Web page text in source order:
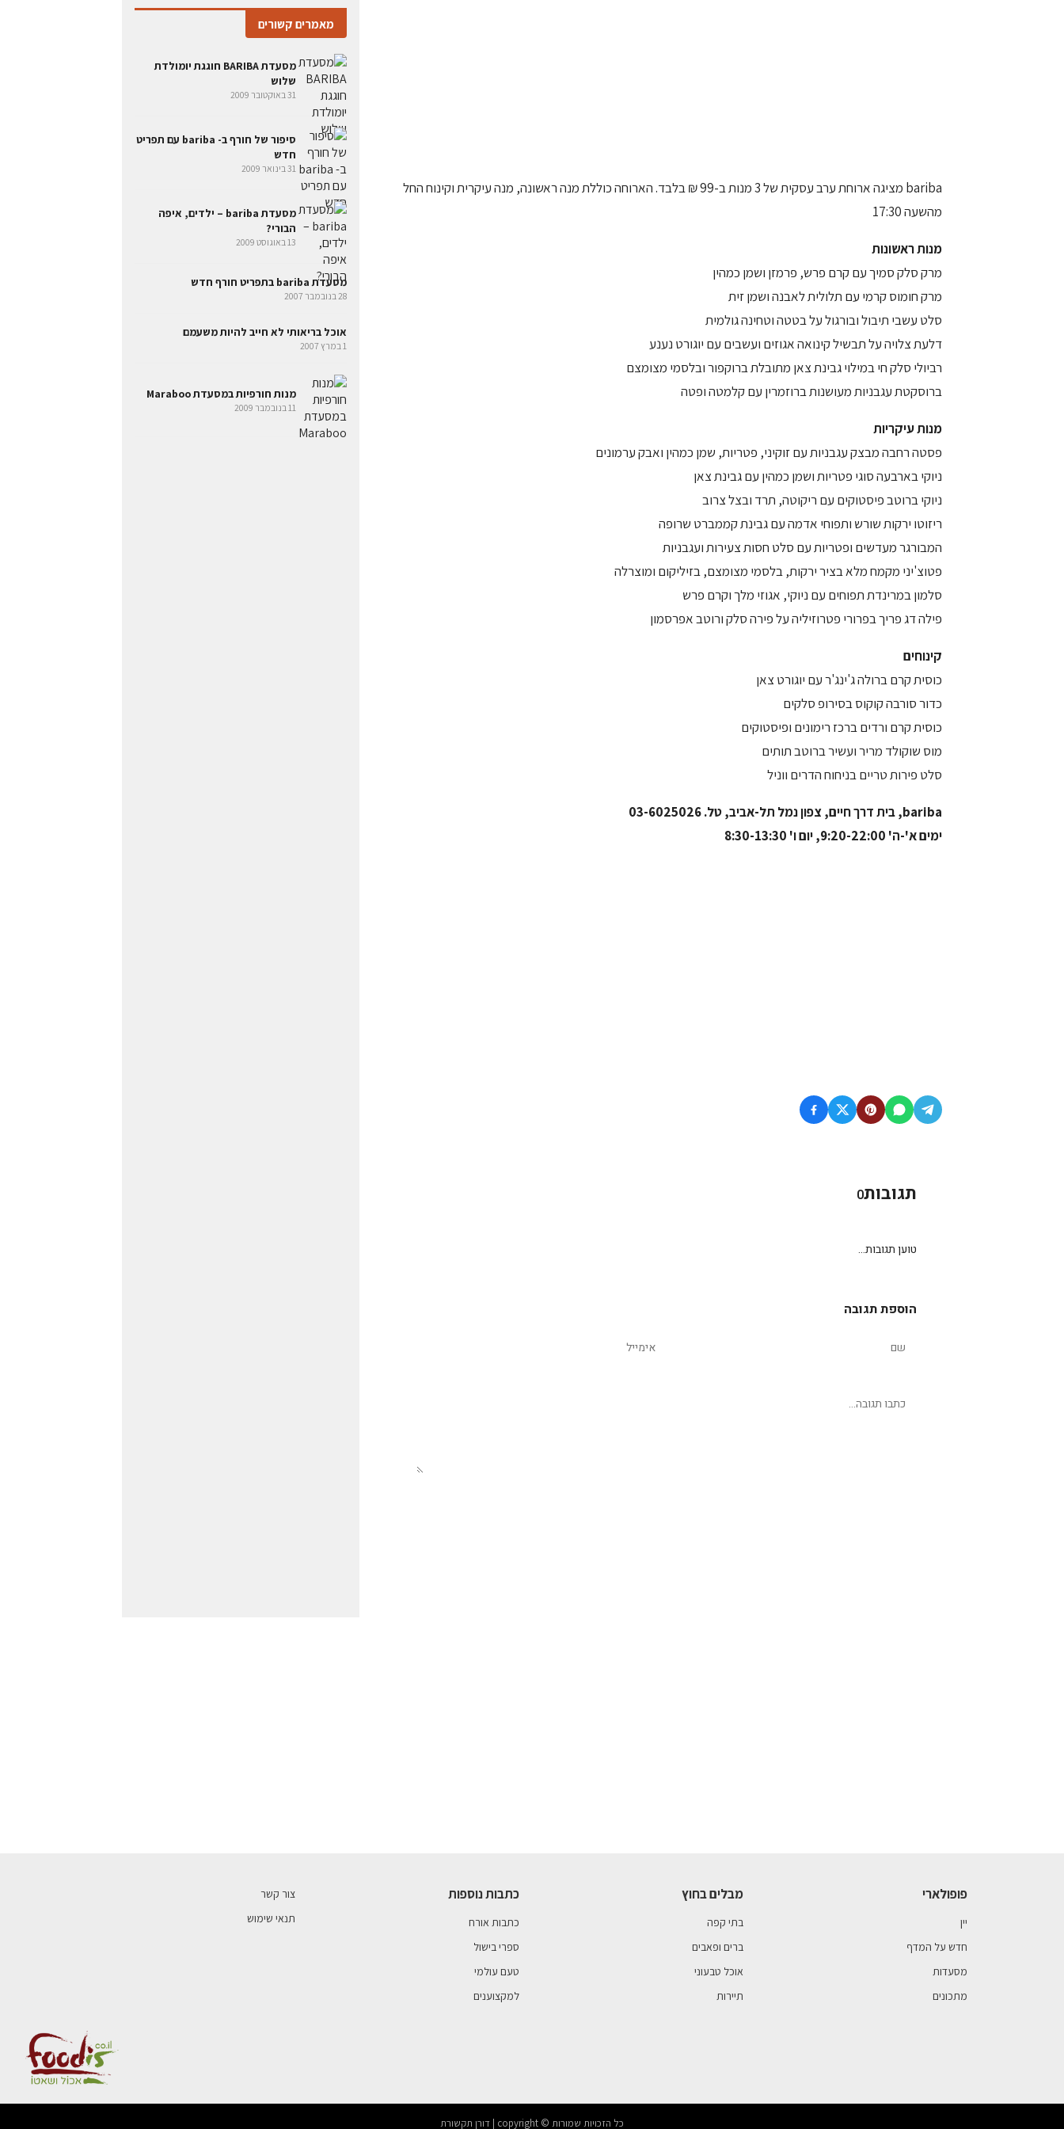
bariba מציגה ארוחת ערב עסקית של 3 מנות ב-99 ₪ בלבד. הארוחה כוללת מנה ראשונה, מנה עיקרית וקינוח החל
מהשעה 17:30
מנות ראשונות
מרק סלק סמיך עם קרם פרש, פרמזן ושמן כמהין
מרק חומוס קרמי עם תלולית לאבנה ושמן זית
סלט עשבי תיבול ובורגול על בטטה וטחינה גולמית
דלעת צלויה על תבשיל קינואה אגוזים ועשבים עם יוגורט נענע
רביולי סלק חי במילוי גבינת צאן מתובלת ברוקפור ובלסמי מצומצם
ברוסקטת עגבניות מעושנות ברוזמרין עם קלמטה ופטה
מנות עיקריות
פסטה רחבה מבצק עגבניות עם זוקיני, פטריות, שמן כמהין ואבק ערמונים
ניוקי בארבעה סוגי פטריות ושמן כמהין עם גבינת צאן
ניוקי ברוטב פיסטוקים עם ריקוטה, תרד ובצל צרוב
ריזוטו ירקות שורש ותפוחי אדמה עם גבינת קממברט שרופה
המבורגר מעדשים ופטריות עם סלט חסות צעירות ועגבניות
פטוצ'יני מקמח מלא בציר ירקות, בלסמי מצומצם, בזיליקום ומוצרלה
סלמון במרינדת תפוחים עם ניוקי, אגוזי מלך וקרם פרש
פילה דג פריך בפרורי פטרוזיליה על פירה סלק ורוטב אפרסמון
קינוחים
כוסית קרם ברולה ג'ינג'ר עם יוגורט צאן
כדור סורבה קוקוס בסירופ סלקים
כוסית קרם ורדים ברכז רימונים ופיסטוקים
מוס שוקולד מריר ועשיר ברוטב תותים
סלט פירות טריים בניחוח הדרים ווניל
bariba, בית דרך חיים, צפון נמל תל-אביב, טל. 03-6025026
ימים א'-ה' 9:20-22:00, יום ו' 8:30-13:30
תגובות0
טוען תגובות...
הוספת תגובה
מאמרים קשורים
מסעדת BARIBA חוגגת יומולדת
שלוש
31 באוקטובר 2009
סיפור של חורף ב- bariba עם תפריט
חדש
31 בינואר 2009
מסעדת bariba – ילדים, איפה
הבורי?
13 באוגוסט 2009
מסעדת bariba בתפריט חורף חדש
28 בנובמבר 2007
אוכל בריאותי לא חייב להיות משעמם
1 במרץ 2007
מנות חורפיות במסעדת Maraboo
11 בנובמבר 2009
פופולארי
יין
חדש על המדף
מסעדות
מתכונים
מבלים בחוץ
בתי קפה
ברים ופאבים
אוכל טבעוני
תיירות
כתבות נוספות
כתבות אורח
ספרי בישול
טעם עולמי
למקצוענים
צור קשר
תנאי שימוש
כל הזכויות שמורות © copyright | דורן תקשורת